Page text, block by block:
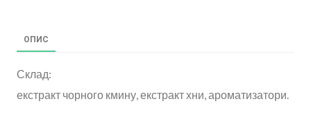
ОПИС
Склад:
екстракт чорного кмину, екстракт хни, ароматизатори.